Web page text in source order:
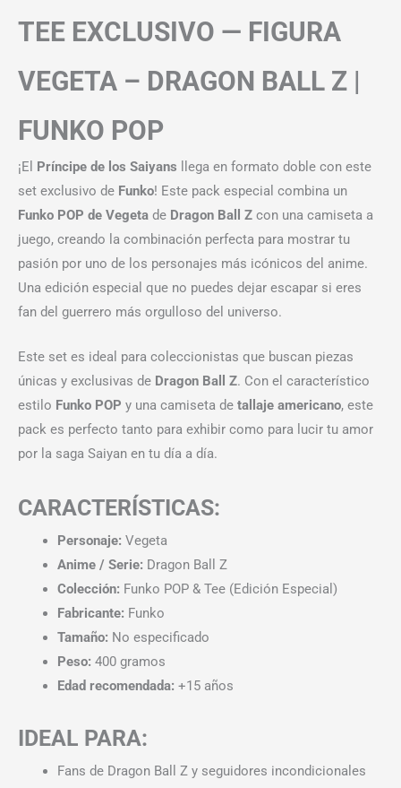
TEE EXCLUSIVO — FIGURA
VEGETA – DRAGON BALL Z |
FUNKO POP
¡El Príncipe de los Saiyans llega en formato doble con este
set exclusivo de Funko! Este pack especial combina un
Funko POP de Vegeta de Dragon Ball Z con una camiseta a
juego, creando la combinación perfecta para mostrar tu
pasión por uno de los personajes más icónicos del anime.
Una edición especial que no puedes dejar escapar si eres
fan del guerrero más orgulloso del universo.
Este set es ideal para coleccionistas que buscan piezas
únicas y exclusivas de Dragon Ball Z. Con el característico
estilo Funko POP y una camiseta de tallaje americano, este
pack es perfecto tanto para exhibir como para lucir tu amor
por la saga Saiyan en tu día a día.
CARACTERÍSTICAS:
Personaje: Vegeta
Anime / Serie: Dragon Ball Z
Colección: Funko POP & Tee (Edición Especial)
Fabricante: Funko
Tamaño: No especificado
Peso: 400 gramos
Edad recomendada: +15 años
IDEAL PARA:
Fans de Dragon Ball Z y seguidores incondicionales